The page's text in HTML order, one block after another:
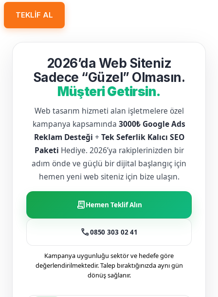
TEKLIF AL
2026’da Web Siteniz
Sadece “Güzel” Olmasın.
Müşteri Getirsin.
Web tasarım hizmeti alan işletmelere özel
kampanya kapsamında 3000₺ Google Ads
Reklam Desteği + Tek Seferlik Kalıcı SEO
Paketi Hediye. 2026’ya rakiplerinizden bir
adım önde ve güçlü bir dijital başlangıç için
hemen yeni web siteniz için bize ulaşın.
receipt_longHemen Teklif Alın
call0850 303 02 41
Kampanya uygunluğu sektör ve hedefe göre
değerlendirilmektedir. Talep bıraktığınızda aynı gün
dönüş sağlanır.